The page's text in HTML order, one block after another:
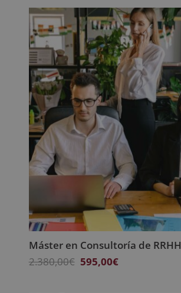
era:
1.780,00€.
es:
890,00€.
Máster en Consultoría de RRHH
2.380,00€ El
595,00€El